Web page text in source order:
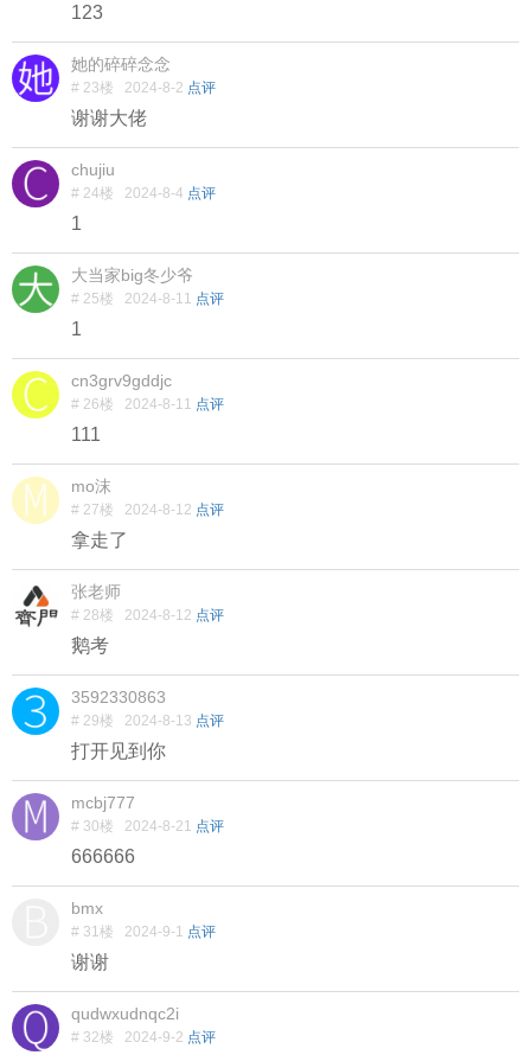
123
她的碎碎念念
# 23楼 2024-8-2 点评
谢谢大佬
chujiu
# 24楼 2024-8-4 点评
1
大当家big冬少爷
# 25楼 2024-8-11 点评
1
cn3grv9gddjc
# 26楼 2024-8-11 点评
111
mo沫
# 27楼 2024-8-12 点评
拿走了
张老师
# 28楼 2024-8-12 点评
鹅考
3592330863
# 29楼 2024-8-13 点评
打开见到你
mcbj777
# 30楼 2024-8-21 点评
666666
bmx
# 31楼 2024-9-1 点评
谢谢
qudwxudnqc2i
# 32楼 2024-9-2 点评